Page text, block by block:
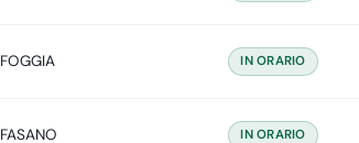
FOGGIA IN ORARIO
FASANO IN ORARIO